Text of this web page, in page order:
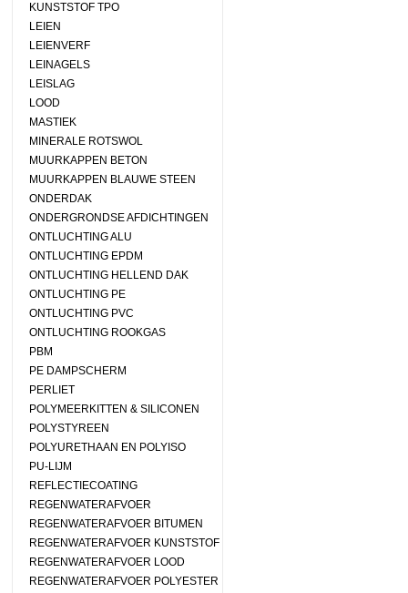
KUNSTSTOF TPO
LEIEN
LEIENVERF
LEINAGELS
LEISLAG
LOOD
MASTIEK
MINERALE ROTSWOL
MUURKAPPEN BETON
MUURKAPPEN BLAUWE STEEN
ONDERDAK
ONDERGRONDSE AFDICHTINGEN
ONTLUCHTING ALU
ONTLUCHTING EPDM
ONTLUCHTING HELLEND DAK
ONTLUCHTING PE
ONTLUCHTING PVC
ONTLUCHTING ROOKGAS
PBM
PE DAMPSCHERM
PERLIET
POLYMEERKITTEN & SILICONEN
POLYSTYREEN
POLYURETHAAN EN POLYISO
PU-LIJM
REFLECTIECOATING
REGENWATERAFVOER
REGENWATERAFVOER BITUMEN
REGENWATERAFVOER KUNSTSTOF
REGENWATERAFVOER LOOD
REGENWATERAFVOER POLYESTER